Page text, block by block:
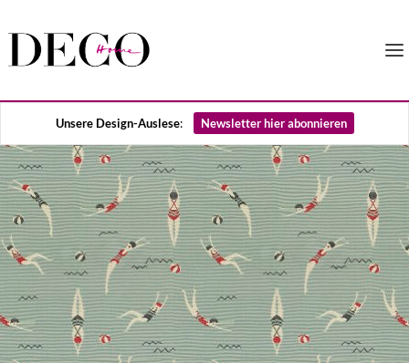
Unsere Design-Auslese: Newsletter hier abonnieren